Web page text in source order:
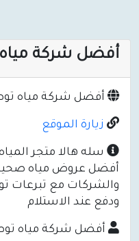
أفضل شركة مياه
أفضل شركة مياه
زيارة الموقع
سله هالا متجر
أفضل عروض مياه
والشركات مع تبرعات
ودفع عند الاستلام
أفضل شركة مياه